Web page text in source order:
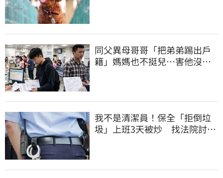
同父異母哥哥「把弟弟踢出戶
籍」媽媽也不挺兒…害他沒收
我不是清潔員！保全「拒倒垃
圾」上班3天被炒 找法院討公